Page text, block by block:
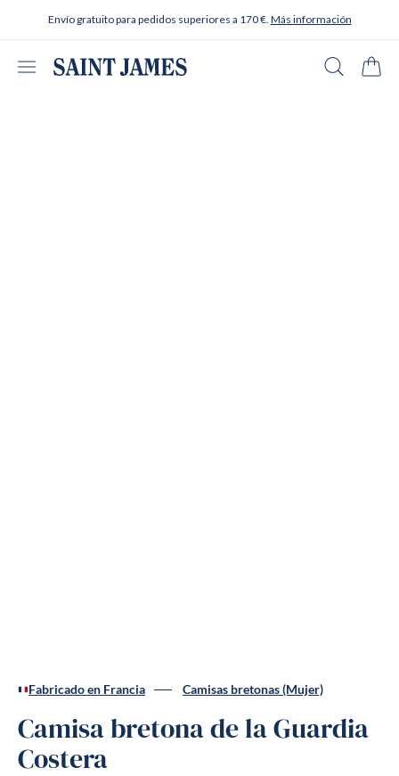
Envío gratuito para pedidos superiores a 170 €. Más información
Abrir menú
Fabricado en Francia Camisas bretonas (Mujer)
Camisa bretona de la Guardia
Costera